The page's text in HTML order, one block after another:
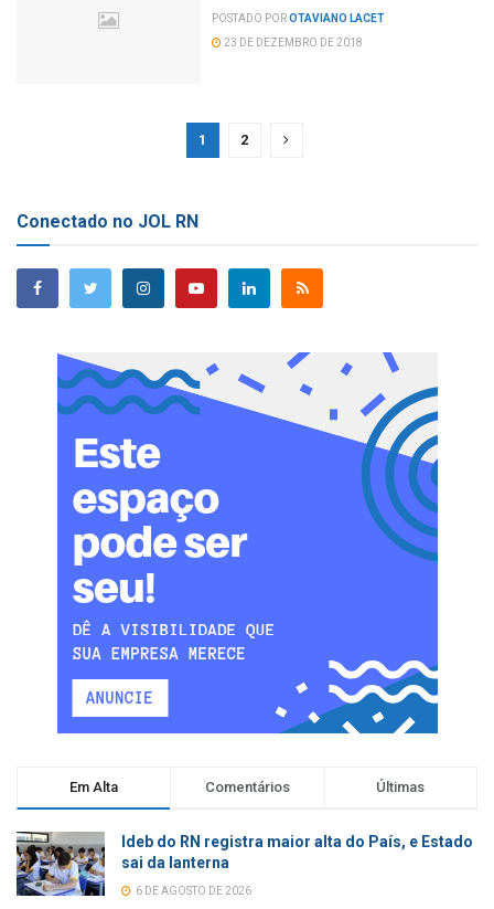
POSTADO POROTAVIANO LACET
23 DE DEZEMBRO DE 2018
1 2
Conectado no JOL RN
Em Alta Comentários Últimas
Ideb do RN registra maior alta do País, e Estado
sai da lanterna
6 DE AGOSTO DE 2026